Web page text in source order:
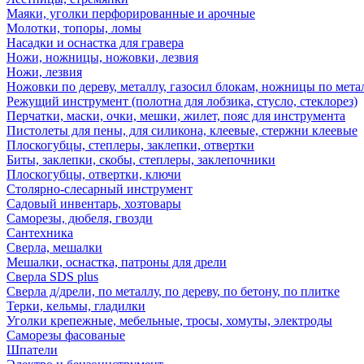
Маяки, уголки перфорированные и арочные
Молотки, топоры, ломы
Насадки и оснастка для гравера
Ножи, ножницы, ножовки, лезвия
Ножи, лезвия
Ножовки по дереву, металлу, газосил блокам, ножницы по
Режущий инструмент (полотна для лобзика, стусло, стеклорез)
Перчатки, маски, очки, мешки, жилет, пояс для инструмента
Пистолеты для пены, для силикона, клеевые, стержни клеевые
Плоскогубцы, степлеры, заклепки, отвертки
Биты, заклепки, скобы, степлеры, заклепочники
Плоскогубцы, отвертки, ключи
Столярно-слесарный инструмент
Садовый инвентарь, хозтовары
Саморезы, дюбеля, гвозди
Сантехника
Сверла, мешалки
Мешалки, оснастка, патроны для дрели
Сверла SDS plus
Сверла д/дрели, по металлу, по дереву, по бетону, по плитке
Терки, кельмы, гладилки
Уголки крепежные, мебельные, тросы, хомуты, электроды
Саморезы фасованые
Шпатели